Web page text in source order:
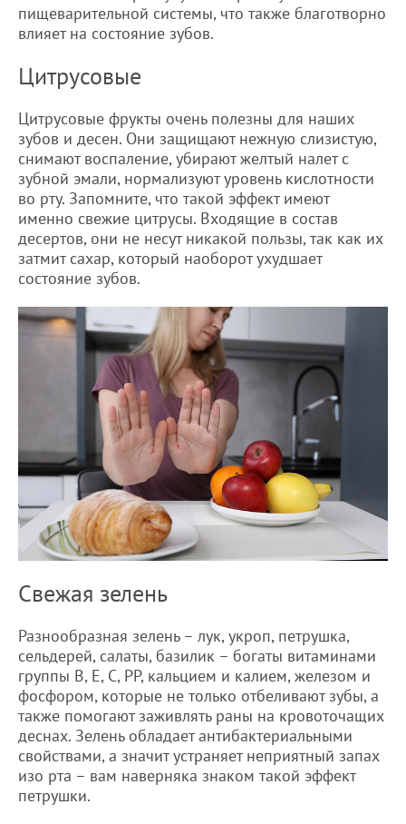
пищеварительной системы, что также благотворно
влияет на состояние зубов.
Цитрусовые
Цитрусовые фрукты очень полезны для наших
зубов и десен. Они защищают нежную слизистую,
снимают воспаление, убирают желтый налет с
зубной эмали, нормализуют уровень кислотности
во рту. Запомните, что такой эффект имеют
именно свежие цитрусы. Входящие в состав
десертов, они не несут никакой пользы, так как их
затмит сахар, который наоборот ухудшает
состояние зубов.
Свежая зелень
Разнообразная зелень – лук, укроп, петрушка,
сельдерей, салаты, базилик – богаты витаминами
группы В, Е, С, РР, кальцием и калием, железом и
фосфором, которые не только отбеливают зубы, а
также помогают заживлять раны на кровоточащих
деснах. Зелень обладает антибактериальными
свойствами, а значит устраняет неприятный запах
изо рта – вам наверняка знаком такой эффект
петрушки.